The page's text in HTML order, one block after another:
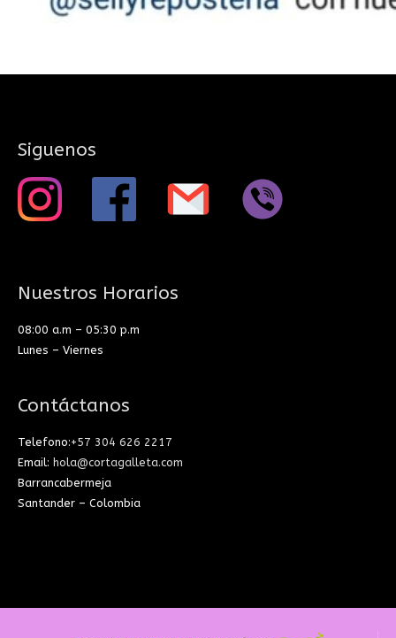
Siguenos
Nuestros Horarios
08:00 a.m – 05:30 p.m
Lunes – Viernes
Contáctanos
Telefono:+57 304 626 2217
Email: hola@cortagalleta.com
Barrancabermeja
Santander – Colombia